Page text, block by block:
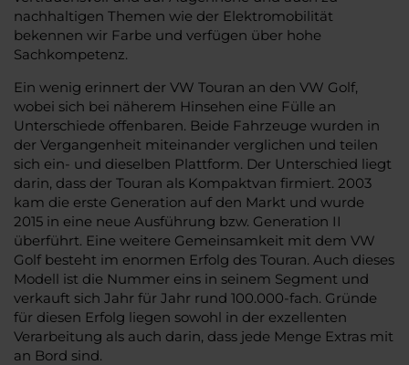
nachhaltigen Themen wie der Elektromobilität
bekennen wir Farbe und verfügen über hohe
Sachkompetenz.
Ein wenig erinnert der VW Touran an den VW Golf,
wobei sich bei näherem Hinsehen eine Fülle an
Unterschiede offenbaren. Beide Fahrzeuge wurden in
der Vergangenheit miteinander verglichen und teilen
sich ein- und dieselben Plattform. Der Unterschied liegt
darin, dass der Touran als Kompaktvan firmiert. 2003
kam die erste Generation auf den Markt und wurde
2015 in eine neue Ausführung bzw. Generation II
überführt. Eine weitere Gemeinsamkeit mit dem VW
Golf besteht im enormen Erfolg des Touran. Auch dieses
Modell ist die Nummer eins in seinem Segment und
verkauft sich Jahr für Jahr rund 100.000-fach. Gründe
für diesen Erfolg liegen sowohl in der exzellenten
Verarbeitung als auch darin, dass jede Menge Extras mit
an Bord sind.